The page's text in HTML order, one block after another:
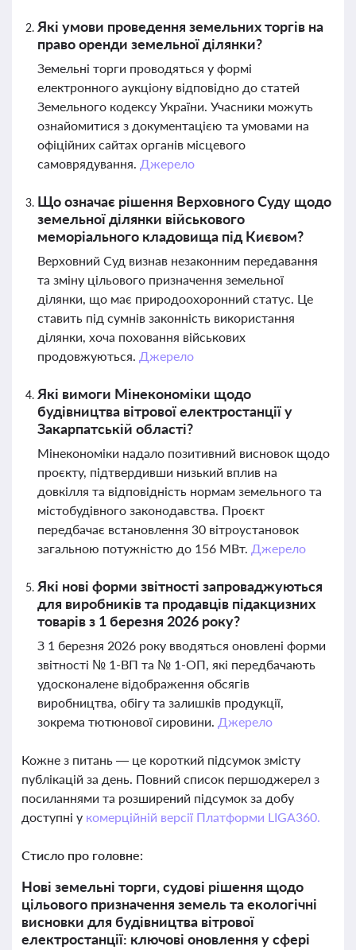
Які умови проведення земельних торгів на
право оренди земельної ділянки?
Земельні торги проводяться у формі
електронного аукціону відповідно до статей
Земельного кодексу України. Учасники можуть
ознайомитися з документацією та умовами на
офіційних сайтах органів місцевого
самоврядування. Джерело
Що означає рішення Верховного Суду щодо
земельної ділянки військового
меморіального кладовища під Києвом?
Верховний Суд визнав незаконним передавання
та зміну цільового призначення земельної
ділянки, що має природоохоронний статус. Це
ставить під сумнів законність використання
ділянки, хоча поховання військових
продовжуються. Джерело
Які вимоги Мінекономіки щодо
будівництва вітрової електростанції у
Закарпатській області?
Мінекономіки надало позитивний висновок щодо
проєкту, підтвердивши низький вплив на
довкілля та відповідність нормам земельного та
містобудівного законодавства. Проєкт
передбачає встановлення 30 вітроустановок
загальною потужністю до 156 МВт. Джерело
Які нові форми звітності запроваджуються
для виробників та продавців підакцизних
товарів з 1 березня 2026 року?
З 1 березня 2026 року вводяться оновлені форми
звітності № 1-ВП та № 1-ОП, які передбачають
удосконалене відображення обсягів
виробництва, обігу та залишків продукції,
зокрема тютюнової сировини. Джерело
Кожне з питань — це короткий підсумок змісту
публікацій за день. Повний список першоджерел з
посиланнями та розширений підсумок за добу
доступні у комерційній версії Платформи LIGA360.
Стисло про головне:
Нові земельні торги, судові рішення щодо
цільового призначення земель та екологічні
висновки для будівництва вітрової
електростанції: ключові оновлення у сфері